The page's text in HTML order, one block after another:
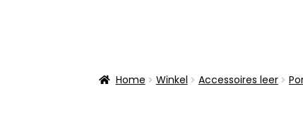
Home Winkel Accessoires leer